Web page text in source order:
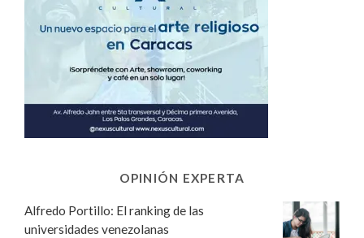
OPINIÓN EXPERTA
Alfredo Portillo: El ranking de las
universidades venezolanas